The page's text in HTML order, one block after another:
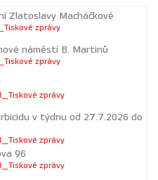
Zlatoslavy Macháčkové
zprávy
náměstí B. Martinů
zprávy
zprávy
v týdnu od 27.7.2026 do
zprávy
96
zprávy